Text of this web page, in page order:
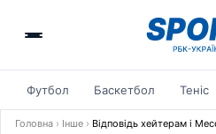
Футбол Баскетбол Теніс
Головна › Інше › Відповідь хейтерам і